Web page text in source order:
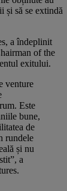
și să se extindă
a îndeplinit
of the
exitului.
venture
Este
bune,
de
rundele
și nu
a